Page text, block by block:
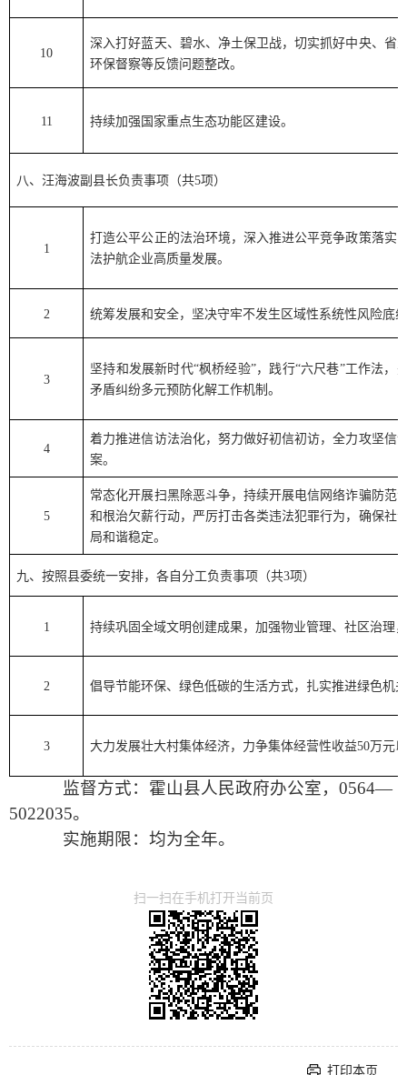
10
深入打好蓝天、碧水、净土保卫战，切实抓好中央、省
环保督察等反馈问题整改。
11 持续加强国家重点生态功能区建设。
八、汪海波副县长负责事项（共5项）
1
打造公平公正的法治环境，深入推进公平竞争政策落实
法护航企业高质量发展。
2 统筹发展和安全，坚决守牢不发生区域性系统性风险底
3
坚持和发展新时代“枫桥经验”，践行“六尺巷”工作法，
矛盾纠纷多元预防化解工作机制。
4
着力推进信访法治化，努力做好初信初访，全力攻坚信
案。
5
常态化开展扫黑除恶斗争，持续开展电信网络诈骗防范
和根治欠薪行动，严厉打击各类违法犯罪行为，确保社
局和谐稳定。
九、按照县委统一安排，各自分工负责事项（共3项）
1 持续巩固全域文明创建成果，加强物业管理、社区治理
2 倡导节能环保、绿色低碳的生活方式，扎实推进绿色机
3 大力发展壮大村集体经济，力争集体经营性收益50万元
监督方式：霍山县人民政府办公室，0564—
5022035。
实施期限：均为全年。
扫一扫在手机打开当前页
打印本页